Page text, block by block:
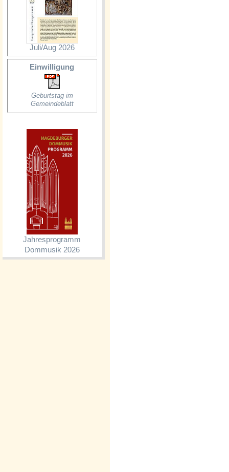
Juli/Aug 2026
Einwilligung
Geburtstag im
Gemeindeblatt
Jahresprogramm
Dommusik 2026